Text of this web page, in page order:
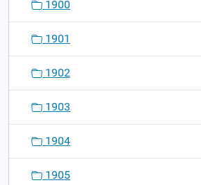
1900
1901
1902
1903
1904
1905